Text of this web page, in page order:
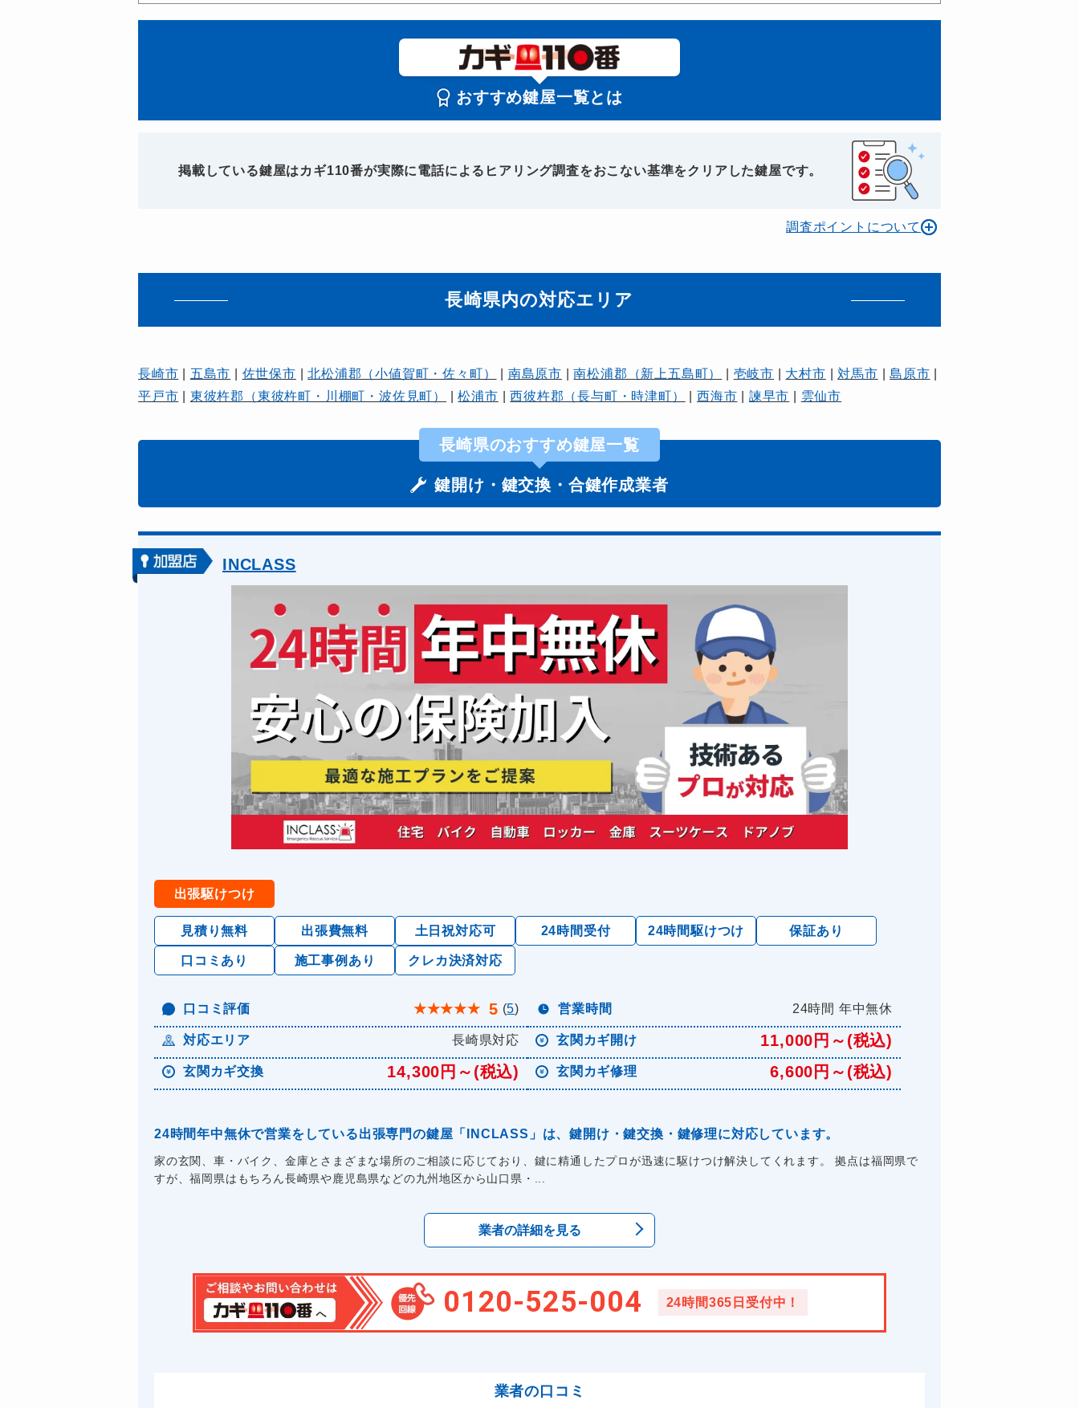
おすすめ鍵屋一覧とは
掲載している鍵屋はカギ110番が実際に電話によるヒアリング調査をおこない基準をクリアした鍵屋です。
調査ポイントについて
長崎県内の対応エリア
長崎市 五島市 佐世保市 |北松浦郡（小値賀町・佐々町） 南島原市 |南松浦郡（新上五島町） 壱岐市 大村市 |対馬市 |島原市
平戸市
東彼杵郡（東彼杵町・川棚町・波佐見町） |松浦市 |西彼杵郡（長与町・時津町） |西海市 諫早市 雲仙市
長崎県のおすすめ鍵屋一覧
鍵開け・鍵交換・合鍵作成業者
INCLASS
出張駆けつけ
見積り無料 出張費無料 土日祝対応可 24時間受付 24時間駆けつけ 保証あり
口コミあり 施工事例あり クレカ決済対応
口コミ評価 ★★★★★ 5 (5) 営業時間 24時間 年中無休
対応エリア 長崎県対応 玄関カギ開け 11,000円～(税込)
玄関カギ交換 14,300円～(税込) 玄関カギ修理 6,600円～(税込)
24時間年中無休で営業をしている出張専門の鍵屋「INCLASS」は、鍵開け・鍵交換・鍵修理に対応しています。
家の玄関、車・バイク、金庫とさまざまな場所のご相談に応じており、鍵に精通したプロが迅速に駆けつけ解決してくれます。 拠点は福岡県で
すが、福岡県はもちろん長崎県や鹿児島県などの九州地区から山口県・...
業者の詳細を見る
0120-525-004 24時間365日受付中！
業者の口コミ